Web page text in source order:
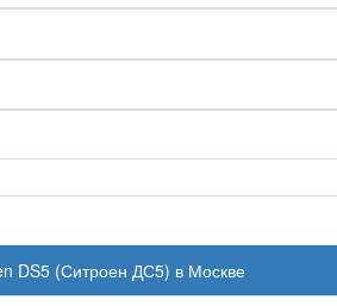
DS5 (Ситроен ДС5) в Москве